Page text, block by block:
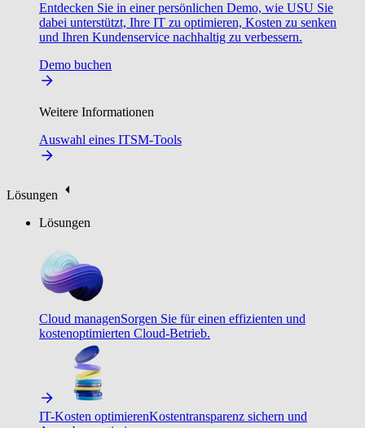
Entdecken Sie in einer persönlichen Demo, wie USU Sie
dabei unterstützt, Ihre IT zu optimieren, Kosten zu senken
und Ihren Kundenservice nachhaltig zu verbessern.
Demo buchen
Weitere Informationen
Auswahl eines ITSM-Tools
Lösungen
Lösungen
Cloud managenSorgen Sie für einen effizienten und
kostenoptimierten Cloud-Betrieb.
IT-Kosten optimierenKostentransparenz sichern und